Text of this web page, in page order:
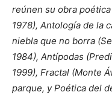
reúnen su obra
1978), Antología de la
niebla que no borra
1984), Antípodas
1999), Fractal (Monte
parque, y Poética del